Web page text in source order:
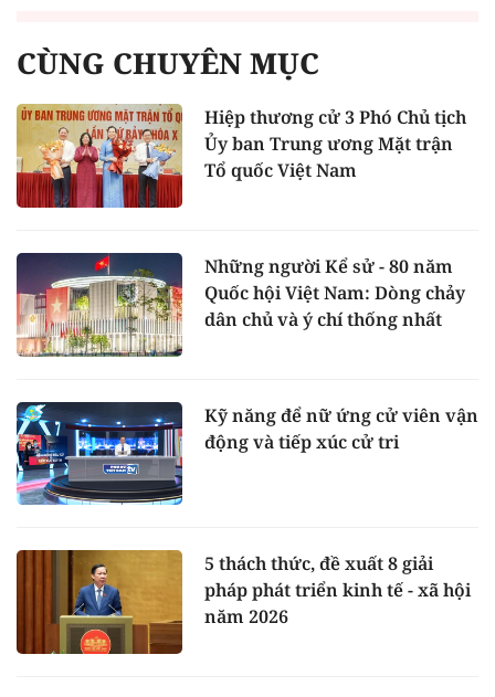
CÙNG CHUYÊN MỤC
Hiệp thương cử 3 Phó Chủ tịch
Ủy ban Trung ương Mặt trận
Tổ quốc Việt Nam
Những người Kể sử - 80 năm
Quốc hội Việt Nam: Dòng chảy
dân chủ và ý chí thống nhất
Kỹ năng để nữ ứng cử viên vận
động và tiếp xúc cử tri
5 thách thức, đề xuất 8 giải
pháp phát triển kinh tế - xã hội
năm 2026